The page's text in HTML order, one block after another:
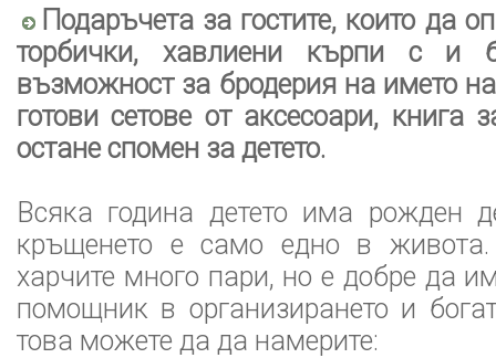
Подаръчета за гостите, които да
торбички, хавлиени кърпи с и
възможност за бродерия на името на
готови сетове от аксесоари, книга
остане спомен за детето.
Всяка година детето има рожден
кръщенето е само едно в
харчите много пари, но е добре да
помощник в организирането и
това можете да да намерите: